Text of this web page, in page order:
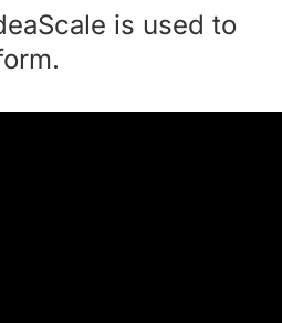
is used to